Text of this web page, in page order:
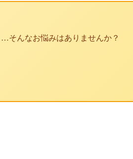
そんなお悩みはありませんか？